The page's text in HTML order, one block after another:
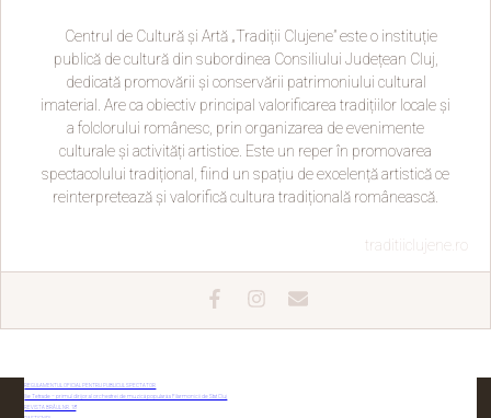
Centrul de Cultură și Artă „Tradiții Clujene” este o instituție
publică de cultură din subordinea Consiliului Județean Cluj,
dedicată promovării și conservării patrimoniului cultural
imaterial. Are ca obiectiv principal valorificarea tradițiilor locale și
a folclorului românesc, prin organizarea de evenimente
culturale și activități artistice. Este un reper în promovarea
spectacolului tradițional, fiind un spațiu de excelență artistică ce
reinterpretează și valorifică cultura tradițională românească.
traditiiclujene.ro
REGULAMENTUL OFICIAL PENTRU PUBLICUL SPECTATOR
Ilie Tetrade – primul dirijor al orchestrei de muzică populară a Filarmonicii de Stat Cluj
REVISTA BRÂUL NR. 18